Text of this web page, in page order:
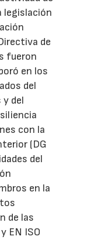
legislación
de
fueron
en los
del
y del
con la
(DG
del
en la
de las
EN ISO